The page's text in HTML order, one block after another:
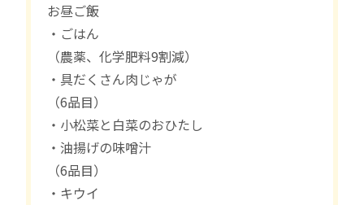
お昼ご飯
・ごはん
（農薬、化学肥料9割減）
・具だくさん肉じゃが
（6品目）
・小松菜と白菜のおひたし
・油揚げの味噌汁
（6品目）
・キウイ